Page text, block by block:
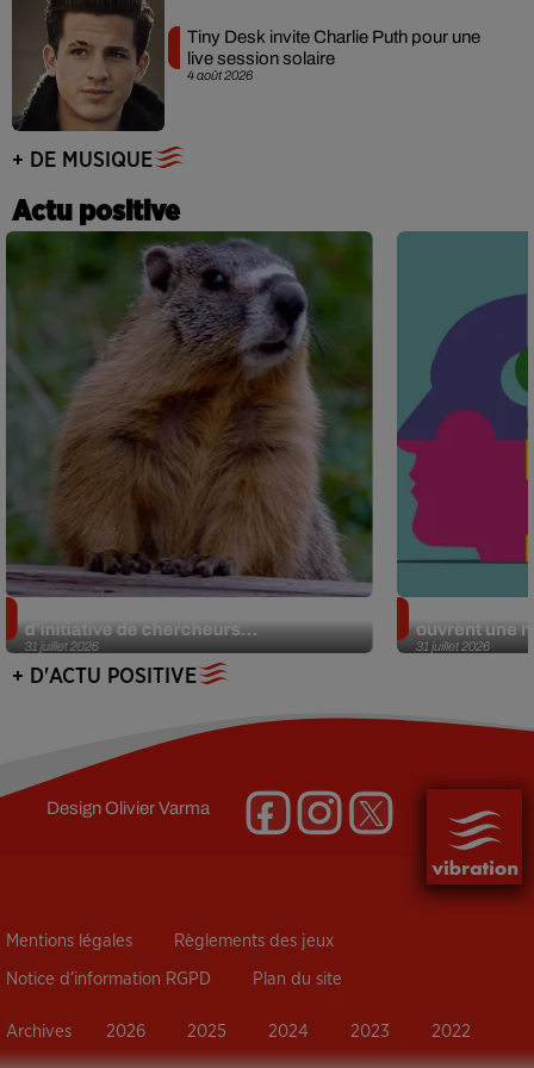
4 août 2026
Tiny Desk invite Charlie Puth pour une
live session solaire
+ DE MUSIQUE
Actu positive
31 juillet 2026
d’initiative de chercheurs...
31 juillet 2026
ouvrent une
+ D'ACTU POSITIVE
DesignOlivier Varma
Mentions légales Règlements des jeux
Notice d’information RGPD Plan du site
Archives 2026 2025 2024 2023 2022